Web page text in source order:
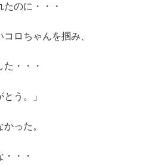
のに・・・
ロちゃんを掴み、
・・・
う。」
った。
・・